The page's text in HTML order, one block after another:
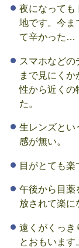
夜になっても
地です。今ま
て辛かった…
スマホなど
まで見にく
性から近くの
た。
生レンズとい
感が無い。
目がとても楽
午後から目薬
放されて楽に
遠くがくっき
とおもいます。